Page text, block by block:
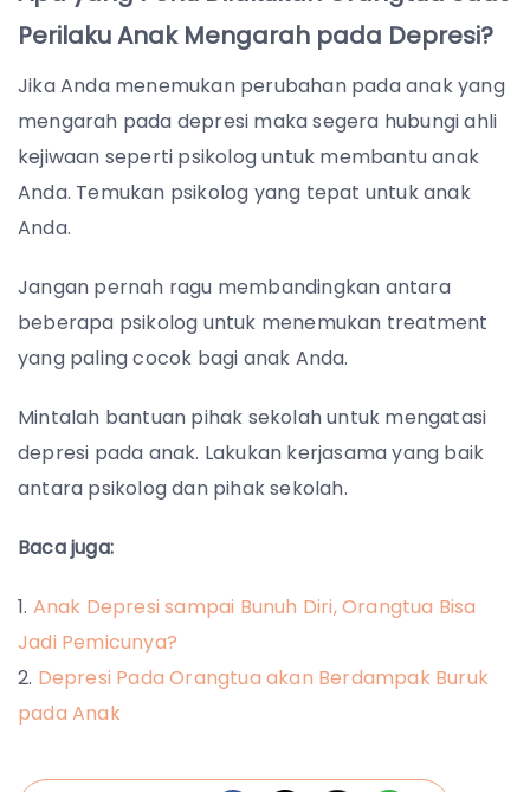
Perilaku Anak Mengarah pada Depresi?
Jika Anda menemukan perubahan pada anak yang
mengarah pada depresi maka segera hubungi ahli
kejiwaan seperti psikolog untuk membantu anak
Anda. Temukan psikolog yang tepat untuk anak
Anda.
Jangan pernah ragu membandingkan antara
beberapa psikolog untuk menemukan treatment
yang paling cocok bagi anak Anda.
Mintalah bantuan pihak sekolah untuk mengatasi
depresi pada anak. Lakukan kerjasama yang baik
antara psikolog dan pihak sekolah.
Baca juga:
Anak Depresi sampai Bunuh Diri, Orangtua Bisa
Jadi Pemicunya?
Depresi Pada Orangtua akan Berdampak Buruk
pada Anak